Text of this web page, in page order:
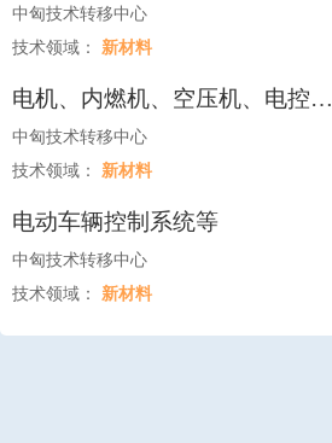
中匈技术转移中心
技术领域： 新材料
电机、内燃机、空压机、电控元
器件等
中匈技术转移中心
技术领域： 新材料
电动车辆控制系统等
中匈技术转移中心
技术领域： 新材料